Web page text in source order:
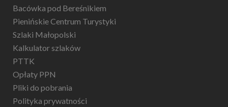
Bacówka pod Bereśnikiem
Pienińskie Centrum Turystyki
Szlaki Małopolski
Kalkulator szlaków
PTTK
Opłaty PPN
Pliki do pobrania
Polityka prywatności